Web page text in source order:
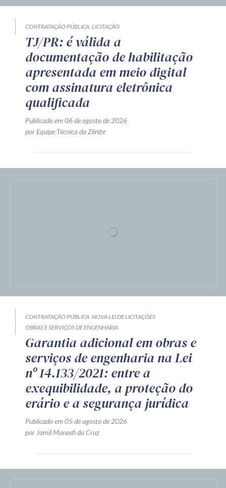
CONTRATAÇÃO PÚBLICA LICITAÇÃO
TJ/PR: é válida a
documentação de habilitação
apresentada em meio digital
com assinatura eletrônica
qualificada
Publicado em 06 de agosto de 2026
por Equipe Técnica da Zênite
CONTRATAÇÃO PÚBLICA NOVA LEI DE LICITAÇÕES
OBRAS E SERVIÇOS DE ENGENHARIA
Garantia adicional em obras e
serviços de engenharia na Lei
nº 14.133/2021: entre a
exequibilidade, a proteção do
erário e a segurança jurídica
Publicado em 05 de agosto de 2026
por Jamil Manasfi da Cruz